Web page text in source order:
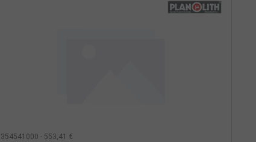
354541000 - 553,41 €